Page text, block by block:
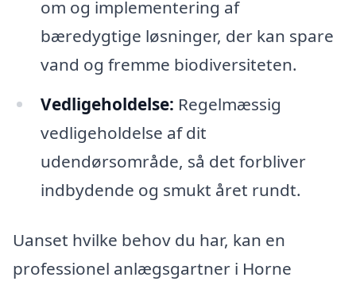
om og implementering af
bæredygtige løsninger, der kan spare
vand og fremme biodiversiteten.
Vedligeholdelse: Regelmæssig
vedligeholdelse af dit
udendørsområde, så det forbliver
indbydende og smukt året rundt.
Uanset hvilke behov du har, kan en
professionel anlægsgartner i Horne